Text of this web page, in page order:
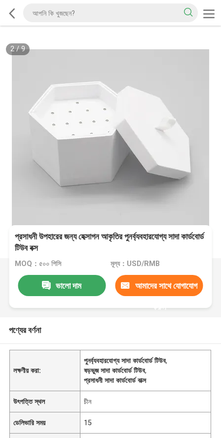
2/9
প্রসাধনী উপহারের জন্য হেক্সাগন আকৃতির পুনর্ব্যবহারযোগ্য সাদা কার্ডবোর্ড
টিউব বক্স
MOQ：৫০০ পিসি মূল্য：USD/RMB
ভালো দাম আমাদের সাথে যোগাযোগ
করুন
পণ্যের বর্ণনা
লক্ষণীয় করা:
পুনর্ব্যবহারযোগ্য সাদা কার্ডবোর্ড টিউব,
ষড়ভুজ সাদা কার্ডবোর্ড টিউব,
প্রসাধনী সাদা কার্ডবোর্ড বাক্স
উৎপত্তি স্থল চীন
ডেলিভারি সময় 15